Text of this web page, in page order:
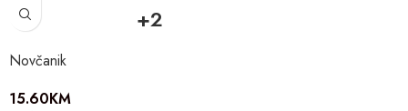
+2
Novčanik
15.60KM